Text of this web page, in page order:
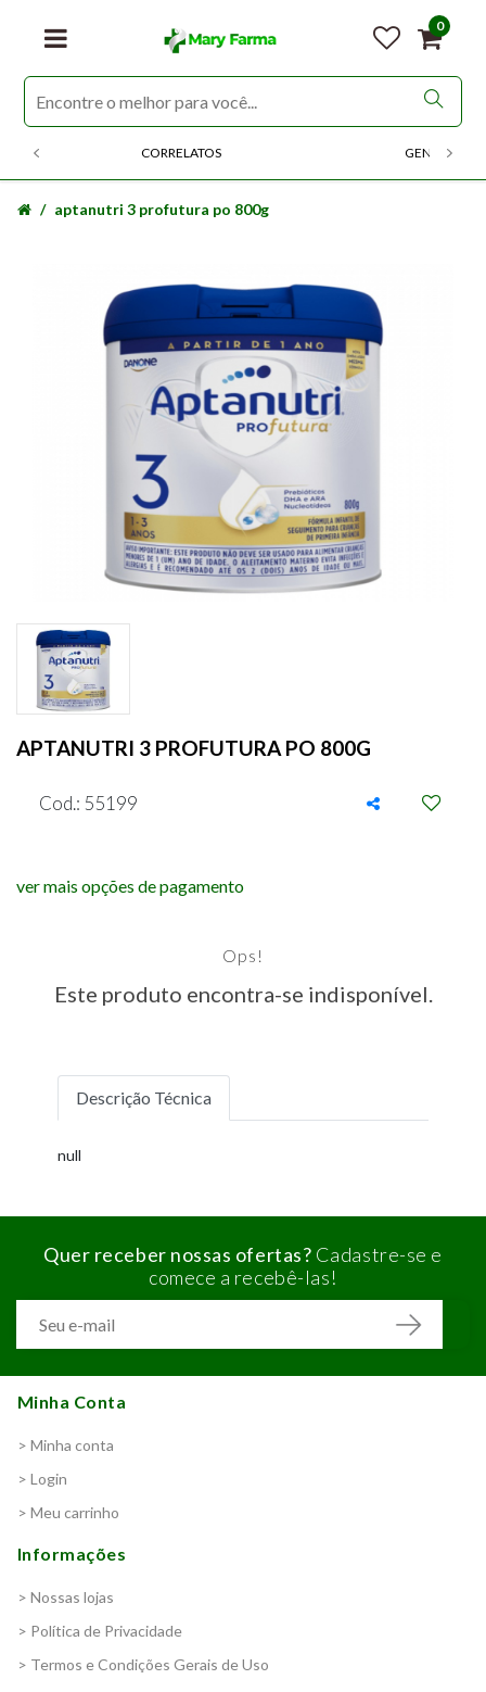
0
CORRELATOS GENERICOS
aptanutri 3 profutura po 800g
APTANUTRI 3 PROFUTURA PO 800G
Cod.: 55199
ver mais opções de pagamento
Ops!
Este produto encontra-se indisponível.
Descrição Técnica
null
Quer receber nossas ofertas? Cadastre-se e
comece a recebê-las!
Minha Conta
> Minha conta
> Login
> Meu carrinho
Informações
> Nossas lojas
> Política de Privacidade
> Termos e Condições Gerais de Uso